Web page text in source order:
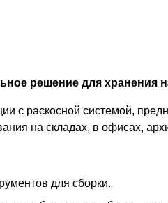
решение для хранения
с раскосной системой,
на складах, в офисах,
для сборки.